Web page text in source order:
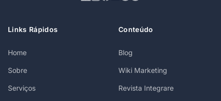
Links Rápidos
Home
Sobre
Serviços
Conteúdo
Blog
Wiki Marketing
Revista Integrare